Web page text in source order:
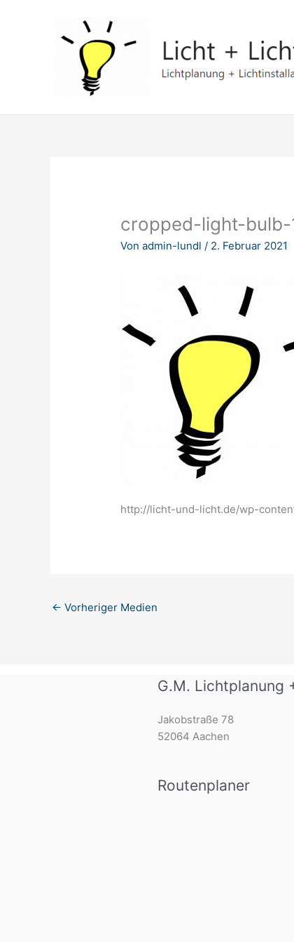
cropped-light-
Vonadmin-lundl/ 2. Februar 2021
http://licht-und-licht.de/wp-
← Vorheriger Medien
G.M. Lichtplanung
Jakobstraße 78
52064 Aachen
Routenplaner